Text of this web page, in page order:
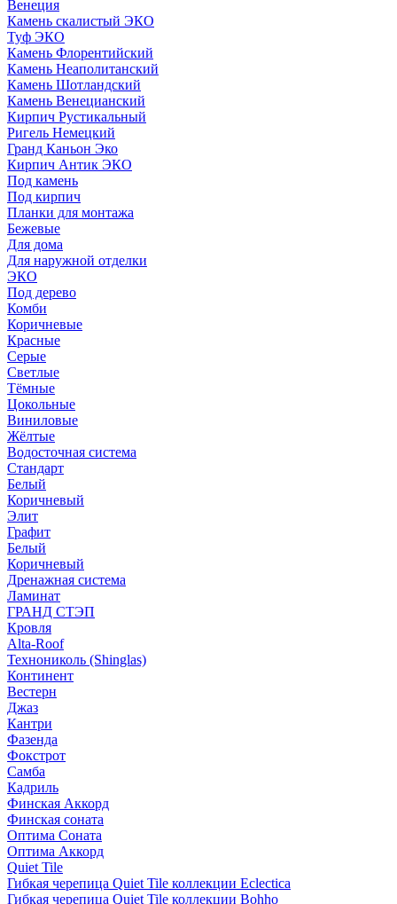
Венеция
Камень скалистый ЭКО
Туф ЭКО
Камень Флорентийский
Камень Неаполитанский
Камень Шотландский
Камень Венецианский
Кирпич Рустикальный
Ригель Немецкий
Гранд Каньон Эко
Кирпич Антик ЭКО
Под камень
Под кирпич
Планки для монтажа
Бежевые
Для дома
Для наружной отделки
ЭКO
Под дерево
Комби
Коричневые
Красные
Серые
Светлые
Тёмные
Цокольные
Виниловые
Жёлтые
Водосточная система
Стандарт
Белый
Коричневый
Элит
Графит
Белый
Коричневый
Дренажная система
Ламинат
ГРАНД СТЭП
Кровля
Alta-Roof
Технониколь (Shinglas)
Континент
Вестерн
Джаз
Кантри
Фазенда
Фокстрот
Самба
Кадриль
Финская Аккорд
Финская соната
Оптима Соната
Оптима Аккорд
Quiet Tile
Гибкая черепица Quiet Tile коллекции Eclectica
Гибкая черепица Quiet Tile коллекции Bohho